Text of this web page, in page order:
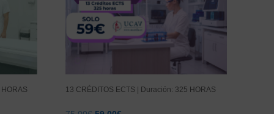
13 CRÉDITOS ECTS | Duración: 325 HORAS